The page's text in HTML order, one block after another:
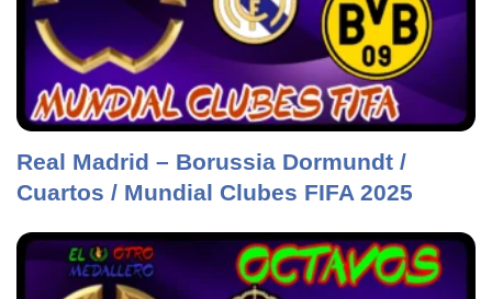
Real Madrid – Borussia Dormundt /
Cuartos / Mundial Clubes FIFA 2025